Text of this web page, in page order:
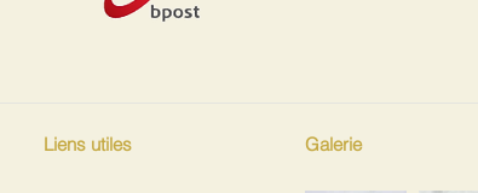
Liens utiles Galerie